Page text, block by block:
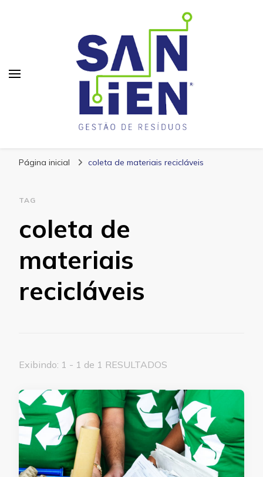
Página inicial coleta de materiais recicláveis
TAG
coleta de
materiais
recicláveis
Exibindo: 1 - 1 de 1 RESULTADOS